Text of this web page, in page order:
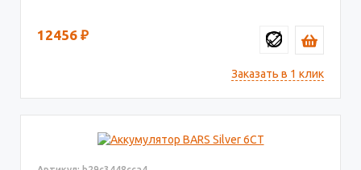
12456 ₽
Заказать в 1 клик